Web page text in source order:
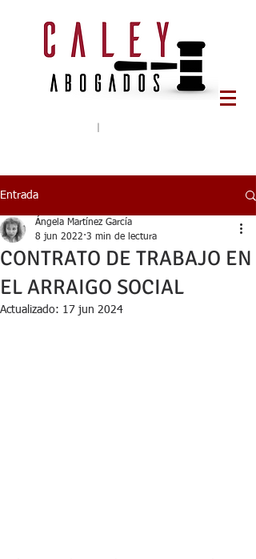
|
Entrada
CONTRATO DE TRABAJO EN
EL ARRAIGO SOCIAL
Ángela Martínez García
8 jun 2022 3 min de lectura
Actualizado: 17 jun 2024